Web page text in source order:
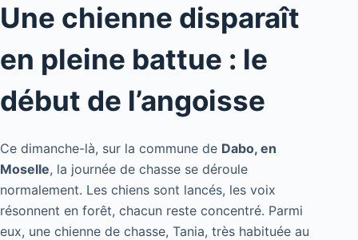
Une chienne disparaît
en pleine battue : le
début de l’angoisse
Ce dimanche-là, sur la commune de Dabo, en
Moselle, la journée de chasse se déroule
normalement. Les chiens sont lancés, les voix
résonnent en forêt, chacun reste concentré. Parmi
eux, une chienne de chasse, Tania, très habituée au